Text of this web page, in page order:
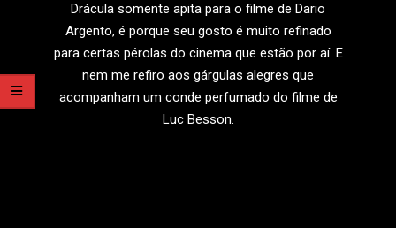
Drácula somente apita para o filme de Dario
Argento, é porque seu gosto é muito refinado
para certas pérolas do cinema que estão por aí. E
nem me refiro aos gárgulas alegres que
acompanham um conde perfumado do filme de
Luc Besson.